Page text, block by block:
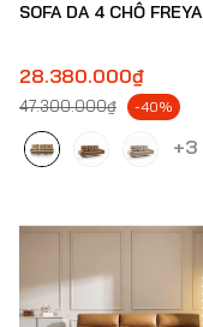
SOFA DA 4 CHỖ FREYA
28.380.000₫
47.300.000₫ -40%
+3